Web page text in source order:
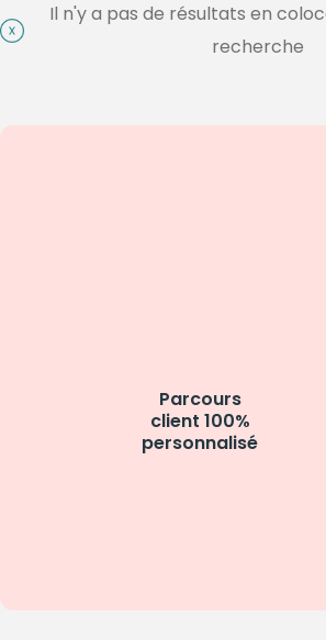
Il n'y a pas de résultats en
recherche
Parcours
client 100%
personnalisé